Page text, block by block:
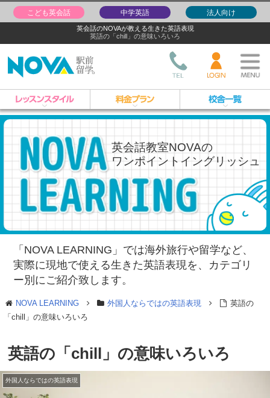
英会話のNOVAが教える生きた英語表現
英語の「chill」の意味いろいろ
こども英会話 中学英語 法人向け
英会話教室NOVAの
ワンポイントイングリッシュ
「NOVA LEARNING」では海外旅行や留学など、
実際に現地で使える生きた英語表現を、 カテゴリ
ー別にご紹介致します。
NOVA LEARNING 外国人ならではの英語表現
英語の
「chill」の意味いろいろ
英語の「chill」の意味いろいろ
外国人ならではの英語表現